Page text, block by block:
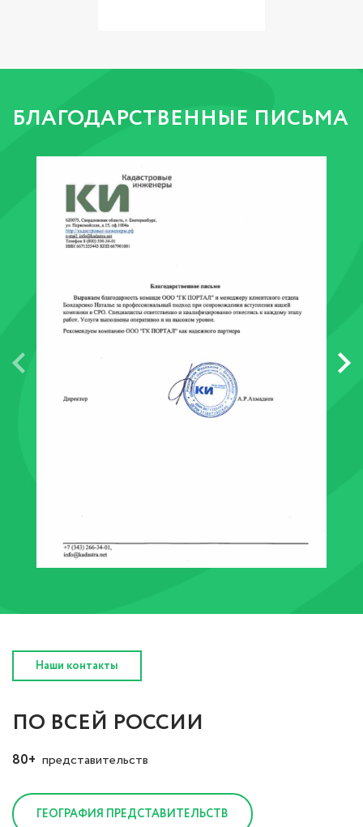
БЛАГОДАРСТВЕННЫЕ ПИСЬМА
Наши контакты
ПО ВСЕЙ РОССИИ
80+ представительств
ГЕОГРАФИЯ ПРЕДСТАВИТЕЛЬСТВ